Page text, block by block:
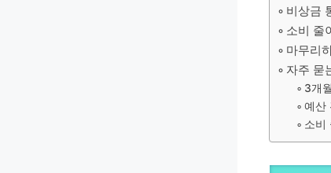
비상금
소비 줄
마무리
자주 묻
3개
예산
소비